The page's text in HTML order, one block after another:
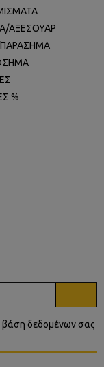
ΑΞΕΣΟΥΑΡ
%
βάση δεδομένων σας